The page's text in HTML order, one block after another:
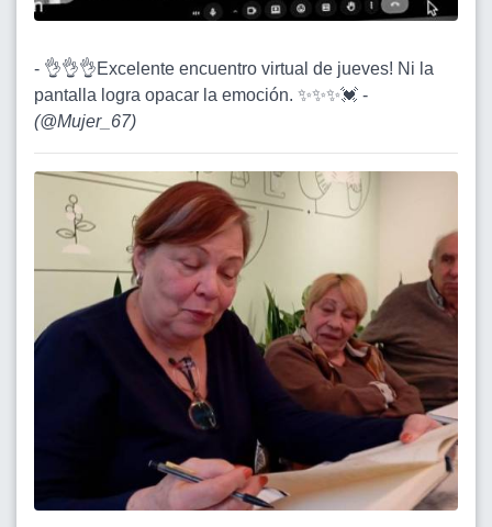
- 👌👌👌Excelente encuentro virtual de jueves! Ni la
pantalla logra opacar la emoción. ✨✨✨💓 -
(@Mujer_67)